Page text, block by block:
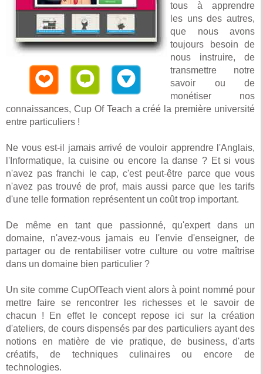
tous à apprendre
les uns des autres,
que nous avons
toujours besoin de
nous instruire, de
transmettre notre
savoir ou de
monétiser nos
connaissances, Cup Of Teach a créé la première université
entre particuliers !
Ne vous est-il jamais arrivé de vouloir apprendre l'Anglais,
l'Informatique, la cuisine ou encore la danse ? Et si vous
n'avez pas franchi le cap, c'est peut-être parce que vous
n'avez pas trouvé de prof, mais aussi parce que les tarifs
d'une telle formation représentent un coût trop important.
De même en tant que passionné, qu'expert dans un
domaine, n'avez-vous jamais eu l'envie d'enseigner, de
partager ou de rentabiliser votre culture ou votre maîtrise
dans un domaine bien particulier ?
Un site comme CupOfTeach vient alors à point nommé pour
mettre faire se rencontrer les richesses et le savoir de
chacun ! En effet le concept repose ici sur la création
d'ateliers, de cours dispensés par des particuliers ayant des
notions en matière de vie pratique, de business, d'arts
créatifs, de techniques culinaires ou encore de
technologies.